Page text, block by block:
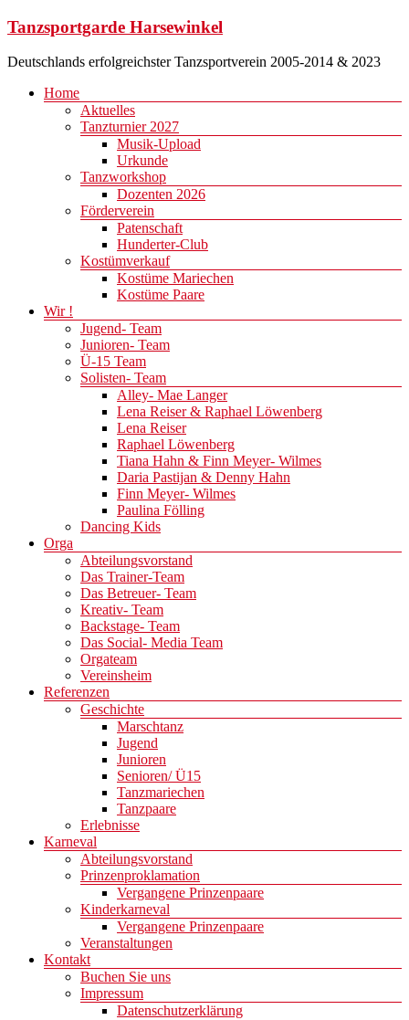
Zum
springen
Tanzsportgarde Harsewinkel
Deutschlands erfolgreichster Tanzsportverein 2005-2014 & 2023
Menü
Home
Aktuelles
Tanzturnier 2027
Musik-Upload
Urkunde
Tanzworkshop
Dozenten 2026
Förderverein
Patenschaft
Hunderter-Club
Kostümverkauf
Kostüme Mariechen
Kostüme Paare
Wir !
Jugend- Team
Junioren- Team
Ü-15 Team
Solisten- Team
Alley- Mae Langer
Lena Reiser & Raphael Löwenberg
Lena Reiser
Raphael Löwenberg
Tiana Hahn & Finn Meyer- Wilmes
Daria Pastijan & Denny Hahn
Finn Meyer- Wilmes
Paulina Fölling
Dancing Kids
Orga
Abteilungsvorstand
Das Trainer-Team
Das Betreuer- Team
Kreativ- Team
Backstage- Team
Das Social- Media Team
Orgateam
Vereinsheim
Referenzen
Geschichte
Marschtanz
Jugend
Junioren
Senioren/ Ü15
Tanzmariechen
Tanzpaare
Erlebnisse
Karneval
Abteilungsvorstand
Prinzenproklamation
Vergangene Prinzenpaare
Kinderkarneval
Vergangene Prinzenpaare
Veranstaltungen
Kontakt
Buchen Sie uns
Impressum
Datenschutzerklärung